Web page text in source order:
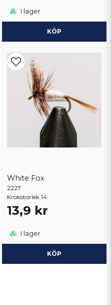
I lager
KÖP
White Fox
2227
Krokstorlek 14
13,9 kr
I lager
KÖP